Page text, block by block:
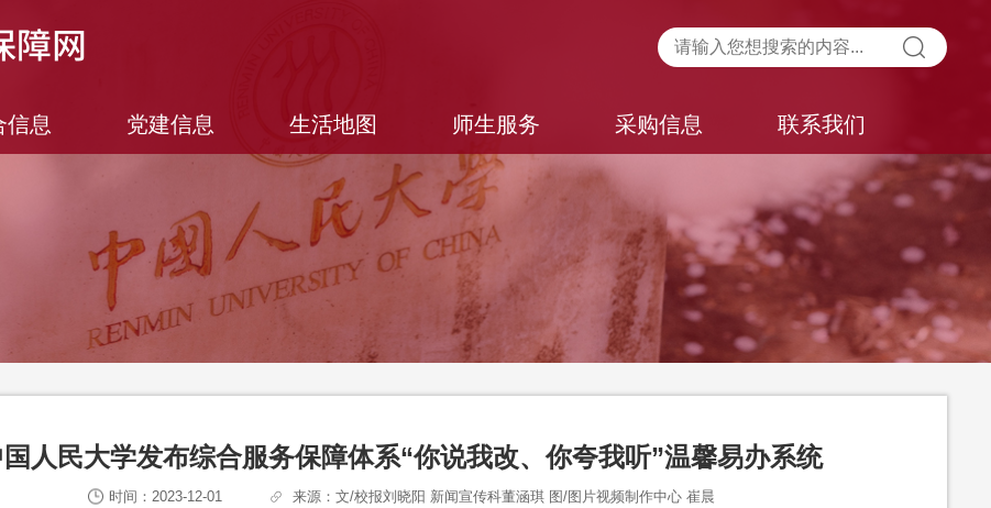
信息 党建信息 生活地图 师生服务 采购信息 联系我们
人民大学发布综合服务保障体系“你说我改、你夸我听”温馨易办系统
时间：2023-12-01 来源：文/校报刘晓阳 新闻宣传科董涵琪 图/图片视频制作中心 崔晨